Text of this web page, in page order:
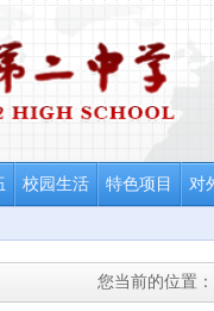
校园生活 特色项目 对
您当前的位置：